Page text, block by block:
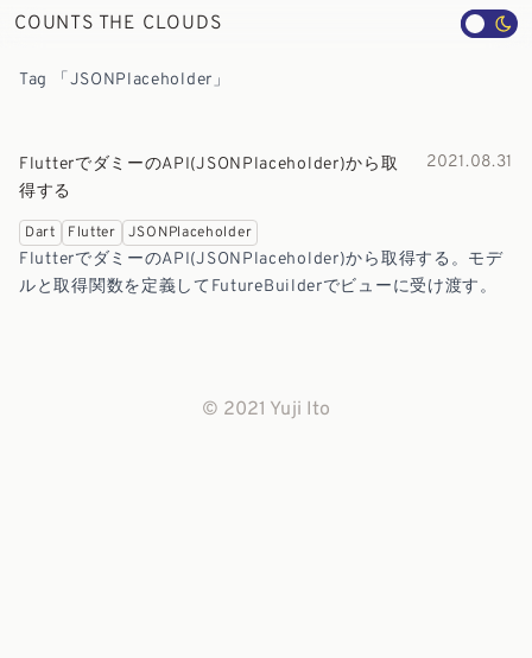
COUNTS THE CLOUDS
Tag 「JSONPlaceholder」
FlutterでダミーのAPI(JSONPlaceholder)から取
得する
2021.08.31
Dart Flutter JSONPlaceholder
FlutterでダミーのAPI(JSONPlaceholder)から取得する。モデ
ルと取得関数を定義してFutureBuilderでビューに受け渡す。
© 2021 Yuji Ito